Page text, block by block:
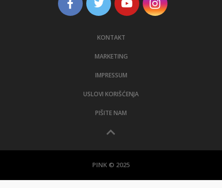
KONTAKT
MARKETING
IMPRESSUM
USLOVI KORIŠĆENJA
PIŠITE NAM
PINK © 2025